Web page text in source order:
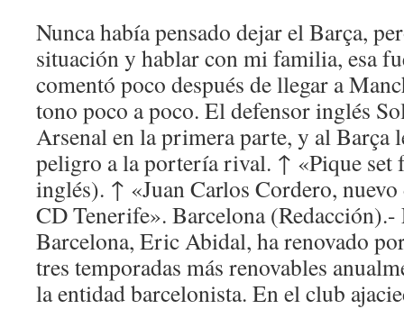
Nunca había pensado dejar el Barça,
situación y hablar con mi familia, esa
comentó poco después de llegar a
tono poco a poco. El defensor inglés
Arsenal en la primera parte, y al Barça
peligro a la portería rival. ↑ «Pique set
inglés). ↑ «Juan Carlos Cordero,
CD Tenerife». Barcelona
Barcelona, Eric Abidal, ha renovado
tres temporadas más renovables
la entidad barcelonista. En el club